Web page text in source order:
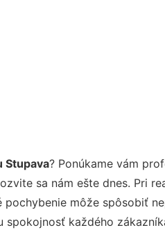
Stupava? Ponúkame vám
sa nám ešte dnes. Pri
pochybenie môže spôsobiť
spokojnosť každého